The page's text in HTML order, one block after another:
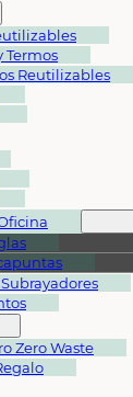
Termos
Reutilizables
Zero Waste